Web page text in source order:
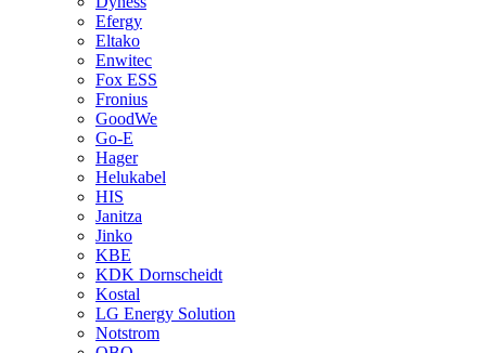
Efergy
Eltako
Enwitec
Fox ESS
Fronius
GoodWe
Go-E
Hager
Helukabel
HIS
Janitza
Jinko
KBE
KDK Dornscheidt
Kostal
LG Energy Solution
Notstrom